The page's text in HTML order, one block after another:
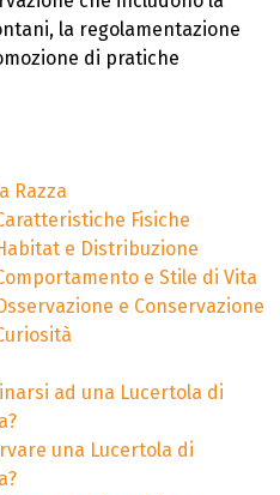
la regolamentazione
di pratiche
Razza
Fisiche
e Distribuzione
e Stile di Vita
e Conservazione
ad una Lucertola di
una Lucertola di